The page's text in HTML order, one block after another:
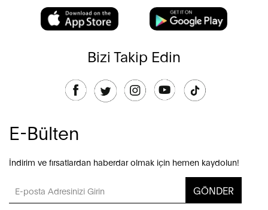
Bizi Takip Edin
E-Bülten
İndirim ve fırsatlardan haberdar olmak için hemen kaydolun!
GÖNDER